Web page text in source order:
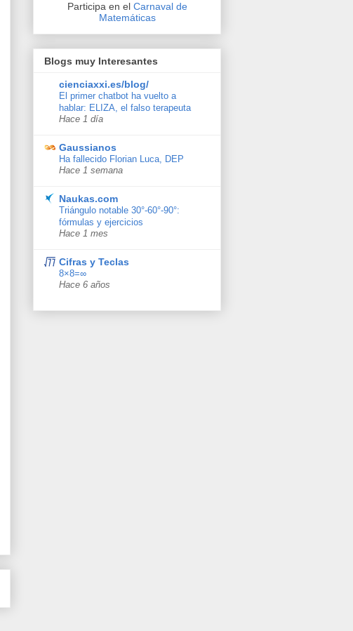
Participa en el Carnaval de
Matemáticas
Blogs muy Interesantes
cienciaxxi.es/blog/
El primer chatbot ha vuelto a
hablar: ELIZA, el falso terapeuta
Hace 1 día
Gaussianos
Ha fallecido Florian Luca, DEP
Hace 1 semana
Naukas.com
Triángulo notable 30°-60°-90°:
fórmulas y ejercicios
Hace 1 mes
Cifras y Teclas
8×8=∞
Hace 6 años